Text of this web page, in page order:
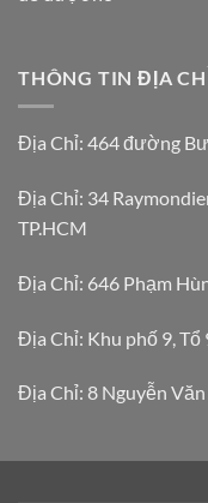
THÔNG TIN ĐỊA
Địa Chỉ: 464 đường
Địa Chỉ: 34
TP.HCM
Địa Chỉ: 646 Phạm
Địa Chỉ: Khu phố 9,
Địa Chỉ: 8 Nguyễn Văn